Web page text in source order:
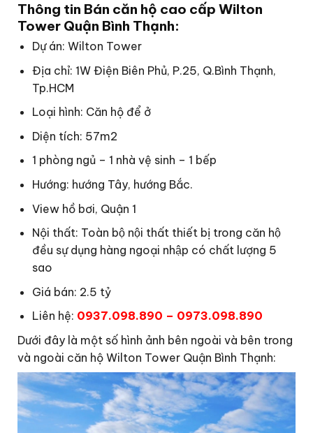
Thông tin Bán căn hộ cao cấp Wilton
Tower Quận Bình Thạnh:
Dự án: Wilton Tower
Địa chỉ: 1W Điện Biên Phủ, P.25, Q.Bình Thạnh,
Tp.HCM
Loại hình: Căn hộ để ở
Diện tích: 57m2
1 phòng ngủ – 1 nhà vệ sinh – 1 bếp
Hướng: hướng Tây, hướng Bắc.
View hồ bơi, Quận 1
Nội thất: Toàn bộ nội thất thiết bị trong căn hộ
đều sự dụng hàng ngoại nhập có chất lượng 5
sao
Giá bán: 2.5 tỷ
Liên hệ: 0937.098.890 – 0973.098.890
Dưới đây là một số hình ảnh bên ngoài và bên trong
và ngoài căn hộ Wilton Tower Quận Bình Thạnh: